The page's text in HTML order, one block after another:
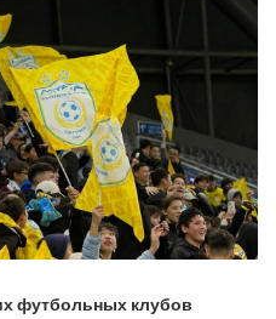
футбольных клубов